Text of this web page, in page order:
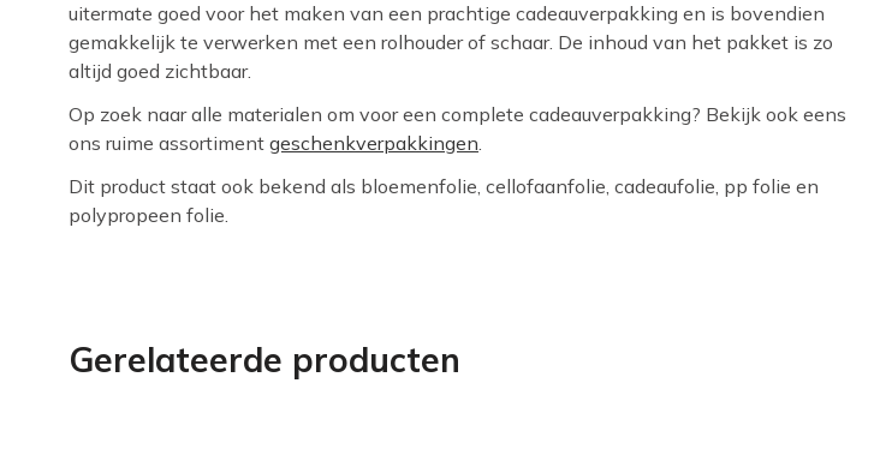
uitermate goed voor het maken van een prachtige cadeauverpakking en is bovendien
gemakkelijk te verwerken met een rolhouder of schaar. De inhoud van het pakket is zo
altijd goed zichtbaar.
Op zoek naar alle materialen om voor een complete cadeauverpakking? Bekijk ook eens
ons ruime assortiment geschenkverpakkingen.
Dit product staat ook bekend als bloemenfolie, cellofaanfolie, cadeaufolie, pp folie en
polypropeen folie.
Gerelateerde producten